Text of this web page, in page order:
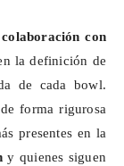
colaboración con
la definición de
de cada bowl.
forma rigurosa
presentes en la
y quienes siguen